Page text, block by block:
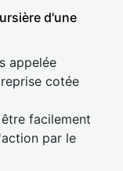
d'une
appelée
cotée
facilement
par le